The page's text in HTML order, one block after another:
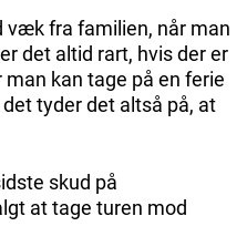
væk fra familien, når man
det altid rart, hvis der er
man kan tage på en ferie
tyder det altså på, at
skud på
at tage turen mod